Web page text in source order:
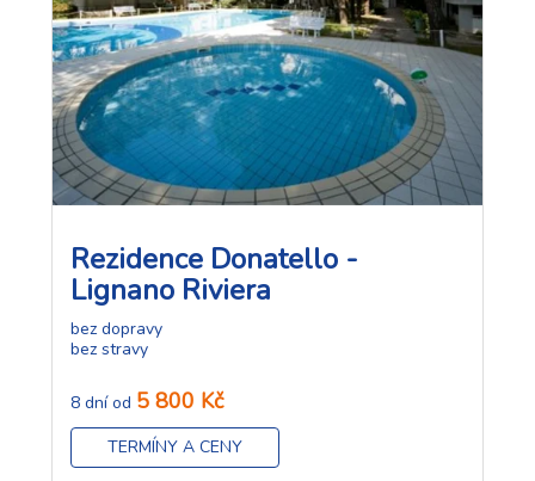
Rezidence Donatello -
Lignano Riviera
bez dopravy
bez stravy
8 dní od 5 800 Kč
TERMÍNY A CENY